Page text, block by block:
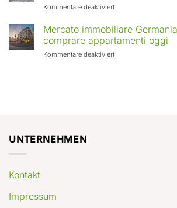
Europa:
in
crescita
rendimenti
Kommentare deaktiviertfür
casa
a
Berlino
con
Mercato immobiliare
comprare appartamenti oggi
Kommentare deaktiviertfür
UNTERNEHMEN
Kontakt
Impressum